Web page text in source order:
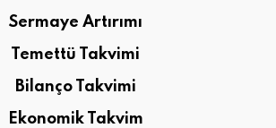
Sermaye Artırımı
Temettü Takvimi
Bilanço Takvimi
Ekonomik Takvim